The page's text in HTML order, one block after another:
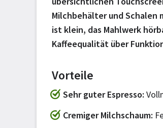
Milchbehälter und Schalen
ist klein, das Mahlwerk
Kaffeequalität über
Vorteile
Sehr guter Espresso
Cremiger Milchschaum